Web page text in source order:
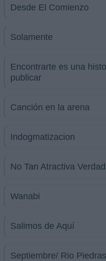
Desde El Comienzo
Solamente
Encontrarte es una
publicar
Canción en la arena
Indogmatizacion
No Tan Atractiva Verdad
Wanabi
Salimos de Aquí
Septiembre/ Rio Piedras